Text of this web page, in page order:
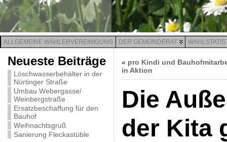
ALLGEMEINE WÄHLERVEREINIGUNG DER GEMEINDERAT
Neueste Beiträge
Löschwasserbehälter in der
Nürtinger Straße
Umbau Webergasse/
Weinbergstraße
Ersatzbeschaffung für den
Bauhof
Weihnachtsgruß
Sanierung Fleckastüble
« pro Kindi und
in Aktion
Die
der Kita